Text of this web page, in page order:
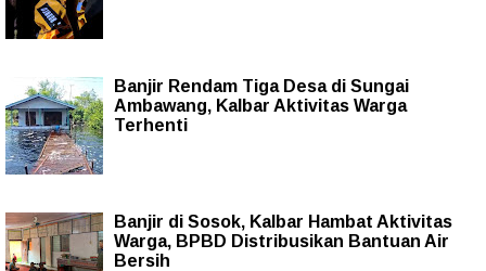
Banjir Rendam Tiga Desa di Sungai
Ambawang, Kalbar Aktivitas Warga
Terhenti
Banjir di Sosok, Kalbar Hambat Aktivitas
Warga, BPBD Distribusikan Bantuan Air
Bersih